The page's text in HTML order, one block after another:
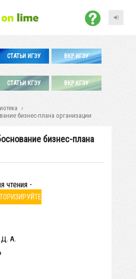
СТАТЬИ ИГЭУ ВКР ИГЭУ
СТАТЬИ КГЭУ ВКР КГЭУ
бизнес-плана организации
бизнес-плана
чтения -
Д. А.